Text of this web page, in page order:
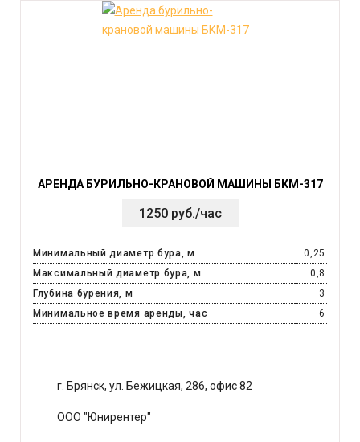
АРЕНДА БУРИЛЬНО-КРАНОВОЙ МАШИНЫ БКМ-317
1250 руб./час
Минимальный диаметр бура, м
0,25
Максимальный диаметр бура, м
0,8
Глубина бурения, м
3
Минимальное время аренды, час
6
г. Брянск, ул. Бежицкая, 286, офис 82
ООО "Юнирентер"